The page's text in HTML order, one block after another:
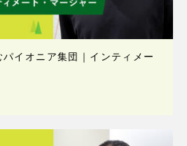
イオニア集団｜インティメー